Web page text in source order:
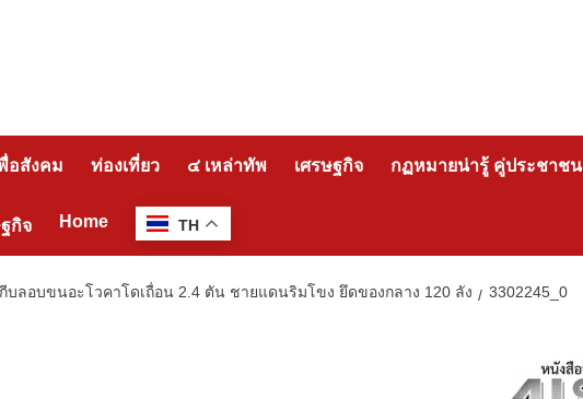
อสังคม ท่องเที่ยว ๔ เหล่าทัพ เศรษฐกิจ กฏหมายน่ารู้ คู่ประชาชน
กิจ Home TH
ลอบขนอะโวคาโดเถื่อน 2.4 ตัน ชายแดนริมโขง ยึดของกลาง 120 ลัง 3302245_0